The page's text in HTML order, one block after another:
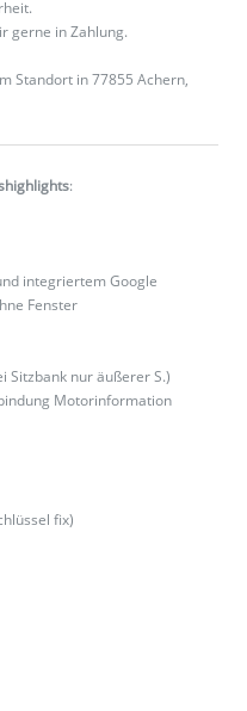
gerne in Zahlung.
Standort in 77855 Achern,
:
integriertem Google
Fenster
Sitzbank nur äußerer S.)
Motorinformation
fix)